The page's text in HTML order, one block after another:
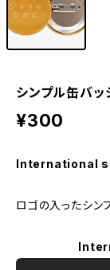
シンプル缶バッ
¥300
International
ロゴの入ったシン